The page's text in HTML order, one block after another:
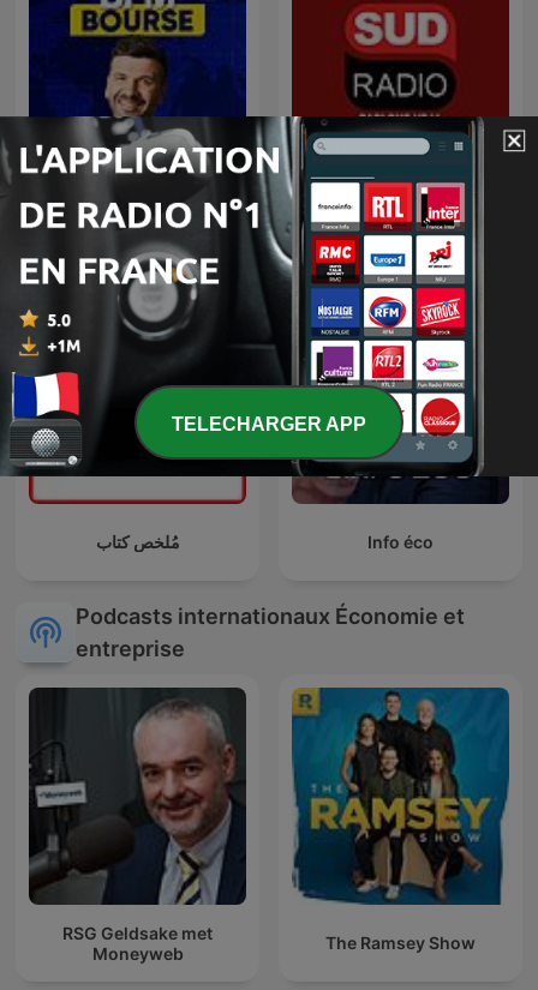
BFM Bourse L'info éco +
مُلخص كتاب Info éco
Podcasts internationaux Économie et
entreprise
RSG Geldsake met
Moneyweb
The Ramsey Show
TELECHARGER APP